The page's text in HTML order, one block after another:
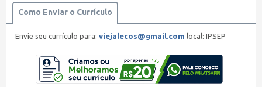
Como Enviar o Currículo
Envie seu currículo para: viejalecos@gmail.com local: IPSEP